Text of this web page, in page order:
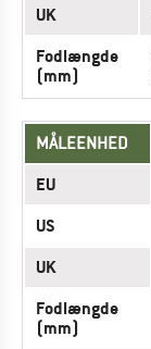
UK
Fodlængde
(mm)
MÅLEENHED
EU
US
UK
Fodlængde
(mm)